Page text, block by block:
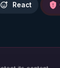
React